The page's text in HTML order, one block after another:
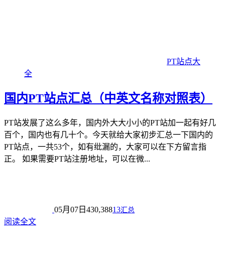
PT站点大
全
国内PT站点汇总（中英文名称对照表）
PT站发展了这么多年，国内外大大小小的PT站加一起有好几
百个，国内也有几十个。今天就给大家初步汇总一下国内的
PT站点，一共53个，如有纰漏的，大家可以在下方留言指
正。 如果需要PT站注册地址，可以在微...
05月07日 430,38813汇总
阅读全文